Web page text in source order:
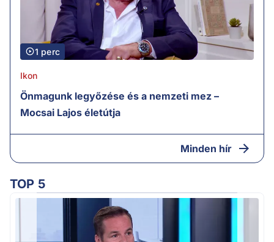
1 perc
Ikon
Önmagunk legyőzése és a nemzeti mez –
Mocsai Lajos életútja
Minden hír
TOP 5